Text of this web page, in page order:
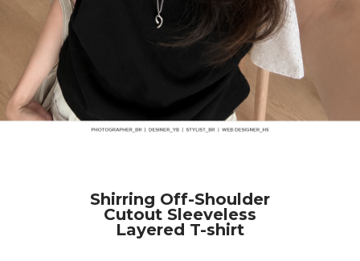
Shirring Off-Shoulder
Cutout Sleeveless
Layered T-shirt